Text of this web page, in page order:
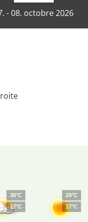
- 08. octobre 2026
30°C
17°C
29°C
17°C